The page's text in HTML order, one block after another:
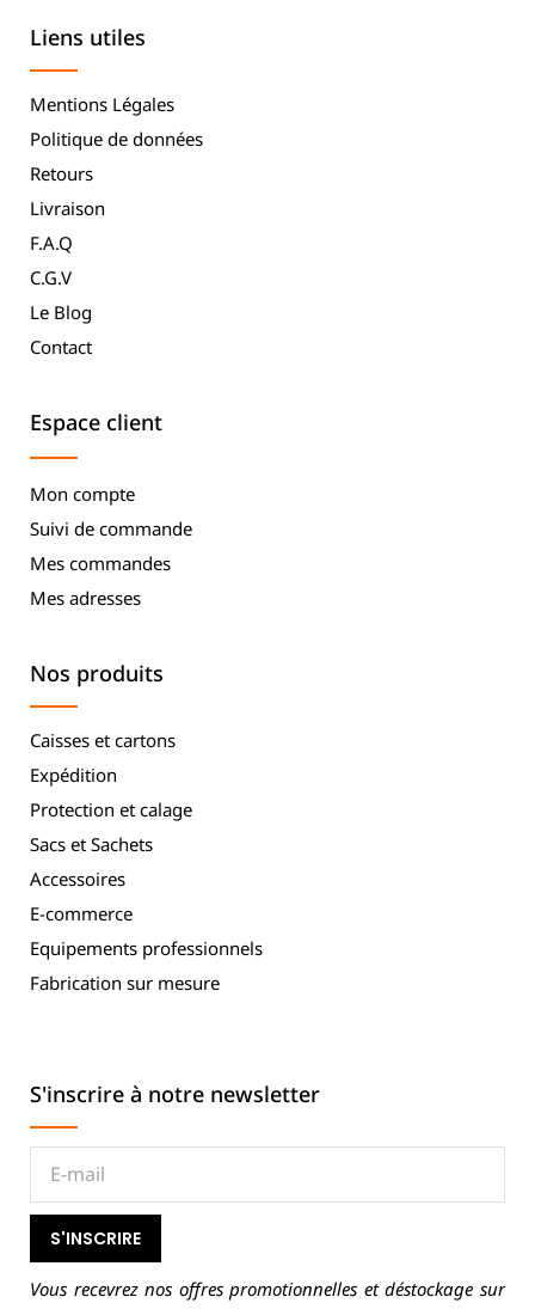
Liens utiles
Mentions Légales
Politique de données
Retours
Livraison
F.A.Q
C.G.V
Le Blog
Contact
Espace client
Mon compte
Suivi de commande
Mes commandes
Mes adresses
Nos produits
Caisses et cartons
Expédition
Protection et calage
Sacs et Sachets
Accessoires
E-commerce
Equipements professionnels
Fabrication sur mesure
S'inscrire à notre newsletter
S'INSCRIRE
Vous recevrez nos offres promotionnelles et déstockage sur